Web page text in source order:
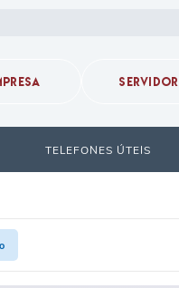
SERVIDOR
TELEFONES ÚTEIS